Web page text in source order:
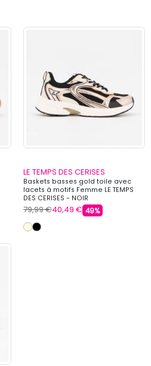
LE TEMPS DES CERISES
Baskets basses gold toile avec
lacets à motifs Femme LE TEMPS
DES CERISES - NOIR
79,99 €40,49 € 49%